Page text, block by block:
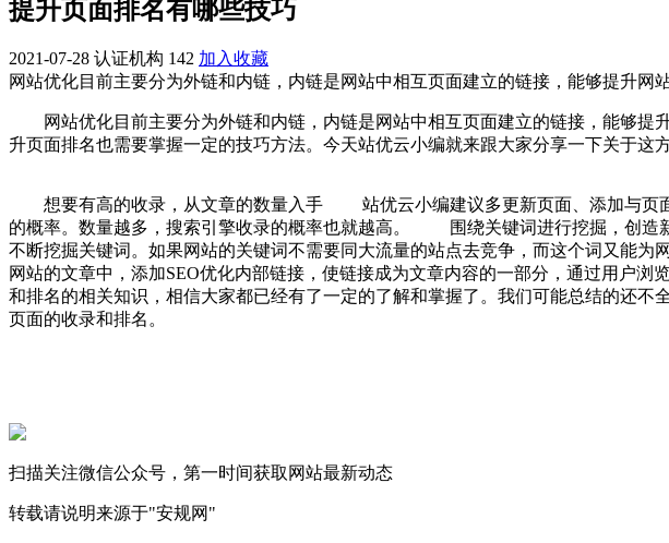
提升页面排名有哪些技巧
2021-07-28 认证机构 142 加入收藏
网站优化目前主要分为外链和内链，内链是网站中相互页面建立的链接，能够提升
网站优化目前主要分为外链和内链，内链是网站中相互页面建立的链接，能够提
升页面排名也需要掌握一定的技巧方法。今天站优云小编就来跟大家分享一下关于这
想要有高的收录，从文章的数量入手 站优云小编建议多更新页面、添加与页面
的概率。数量越多，搜索引擎收录的概率也就越高。 围绕关键词进行挖掘，创
不断挖掘关键词。如果网站的关键词不需要同大流量的站点去竞争，而这个词又
网站的文章中，添加SEO优化内部链接，使链接成为文章内容的一部分，通过用
和排名的相关知识，相信大家都已经有了一定的了解和掌握了。我们可能总结的还
页面的收录和排名。
扫描关注微信公众号，第一时间获取网站最新动态
转载请说明来源于"安规网"